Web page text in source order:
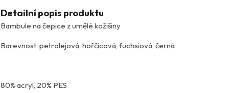
Detailní popis produktu
Bambule na čepice z umělé kožišiny
Barevnost: petrolejová, hořčicová, fuchsiová, černá
80% acryl, 20% PES